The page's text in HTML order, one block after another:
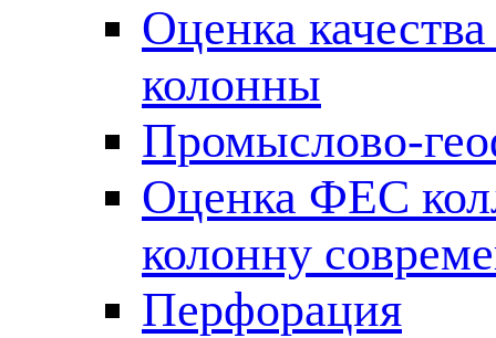
Оценка
колонны
Промыслово-
Оценка ФЕС
колонну
Перфорация